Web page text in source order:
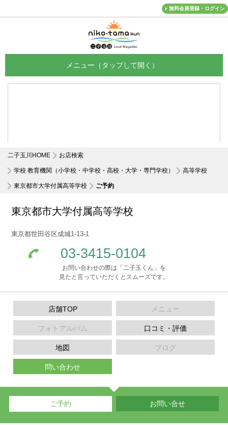
無料会員登録・ログイン
二子玉川HOME お店検索
学校 教育機関（小学校・中学校・高校・大学・専門学校） 高等学校
東京都市大学付属高等学校 ご予約
東京都市大学付属高等学校
東京都世田谷区成城1-13-1
03-3415-0104
お問い合わせの際は「二子玉くん」を
見たと言っていただくとスムーズです。
店舗TOP メニュー
フォトアルバム 口コミ・評価
地図 ブログ
問い合わせ
ご予約 お問い合せ
メニュー